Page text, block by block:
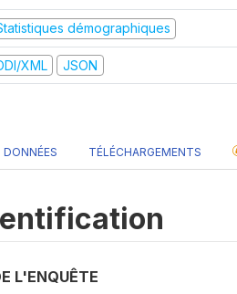
démographiques
XML JSON
TÉLÉCHARGEMENTS
L'ENQUÊTE